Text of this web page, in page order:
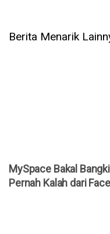
Berita Menarik
MySpace Bakal
Pernah Kalah dari